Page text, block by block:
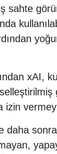
sahte
xAI,
izin
daha